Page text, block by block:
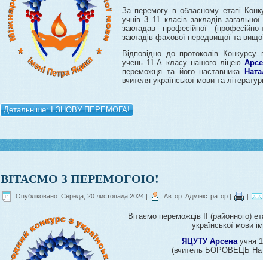
За перемогу в обласному етапі
учнів 3–11 класів закладів
закладав професійної
закладів фахової передвищої та
Відповідно до протоколів
учень 11-А класу нашого ліцею
переможця та його наставника
вчителя української мови та
Детальніше: І ЗНОВУ ПЕРЕМОГА!
ВІТАЄМО З ПЕРЕМОГОЮ!
Опубліковано: Середа, 20 листопада 2024 Автор: Адміністратор
Вітаємо переможців II (районного)
української мови
ЯЦУТУ Арсенаучня
(вчитель БОРОВЕЦЬ